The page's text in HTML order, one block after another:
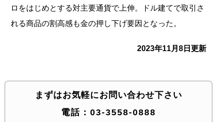
ロをはじめとする対主要通貨で上伸。ドル建てで取引さ
れる商品の割高感も金の押し下げ要因となった。
2023年11月8日更新
まずはお気軽にお問い合わせ下さい
電話： 03-3558-0888